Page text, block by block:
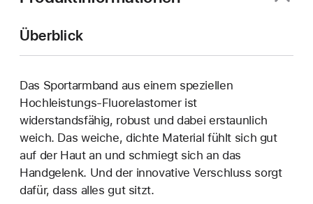
Überblick
Das Sportarmband aus einem speziellen
Hochleistungs-Fluorelastomer ist
widerstandsfähig, robust und dabei erstaunlich
weich. Das weiche, dichte Material fühlt sich gut
auf der Haut an und schmiegt sich an das
Handgelenk. Und der innovative Verschluss sorgt
dafür, dass alles gut sitzt.